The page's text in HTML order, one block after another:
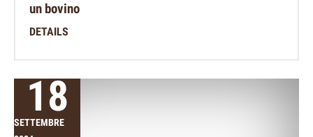
un bovino
DETAILS
18
SETTEMBRE